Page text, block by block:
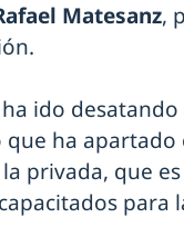
Matesanz,
ido
ha
privada, que
capacitados para